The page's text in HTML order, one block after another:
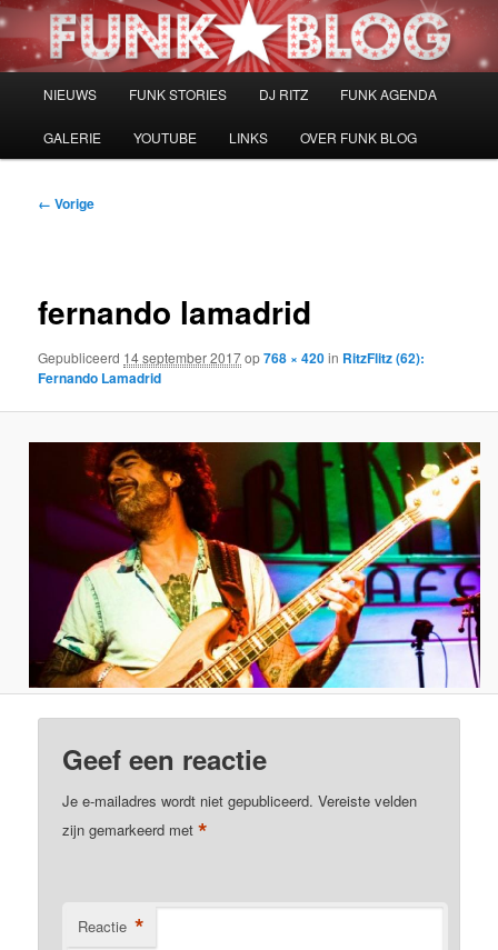
Spring
naar
NIEUWS FUNK STORIES DJ RITZ FUNK AGENDA
GALERIE YOUTUBE LINKS OVER FUNK BLOG
Afbeeldingsnavigatie
← Vorige
fernando lamadrid
Gepubliceerd 14 september 2017op768 × 420in RitzFlitz (62):
Fernando Lamadrid
Geef een reactie
Je e-mailadres wordt niet gepubliceerd. Vereiste velden
zijn gemarkeerd met*
Reactie *